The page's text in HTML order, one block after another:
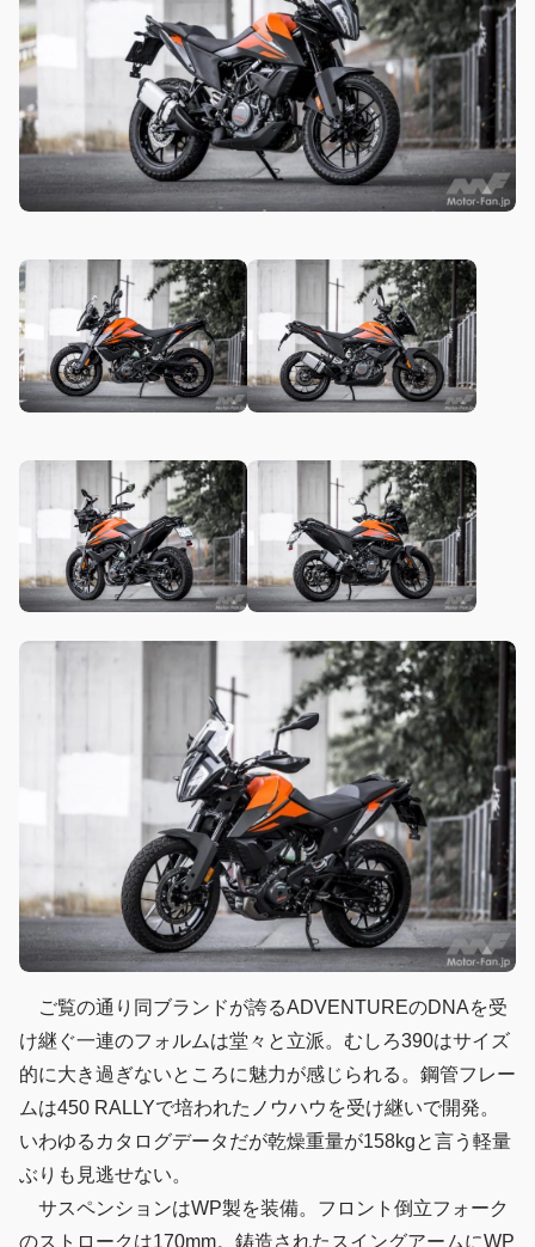
ご覧の通り同ブランドが誇るADVENTUREのDNAを受
け継ぐ一連のフォルムは堂々と立派。むしろ390はサイズ
的に大き過ぎないところに魅力が感じられる。鋼管フレー
ムは450 RALLYで培われたノウハウを受け継いで開発。
いわゆるカタログデータだが乾燥重量が158kgと言う軽量
ぶりも見逃せない。
サスペンションはWP製を装備。フロント倒立フォーク
のストロークは170mm。鋳造されたスイングアームにWP